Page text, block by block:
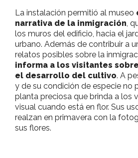
La instalación permitió al museo
narrativa de la inmigración ,
los muros del edificio, hacia el
urbano. Además de contribuir a
relatos posibles sobre la
informa a los visitantes
el desarrollo del cultivo. A
y de su condición de especie no
planta preciosa que brinda a los
visual cuando está en flor. Sus
realzan en primavera con la
sus flores.